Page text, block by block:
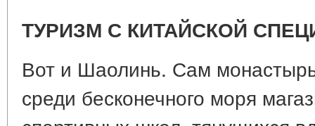
ТУРИЗМ С КИТАЙСКОЙ
Вот и Шаолинь. Сам
среди бесконечного моря